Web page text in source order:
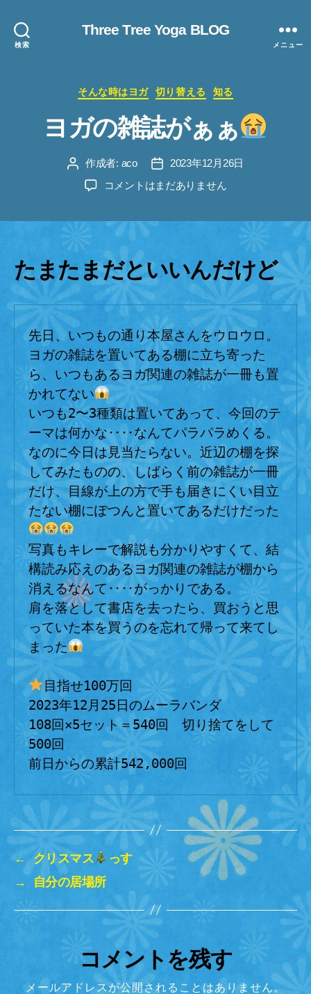
検索
Three Tree Yoga BLOG
メニュー
カ
ゴ
ー
そんな時はヨガ 切り替える 知る
ヨガの雑誌がぁぁ
投 作成者: aco
投
稿
日
2023年12月26日
ヨ
が
ぁ
ぁ
の
コメントはまだありません
たまたまだといいんだけど
先日、いつもの通り本屋さんをウロウロ。
ヨガの雑誌を置いてある棚に立ち寄った
ら、いつもあるヨガ関連の雑誌が一冊も置
かれてない
いつも2〜3種類は置いてあって、今回のテ
ーマは何かな‥‥なんてパラパラめくる。
なのに今日は見当たらない。近辺の棚を探
してみたものの、しばらく前の雑誌が一冊
だけ、目線が上の方で手も届きにくい目立
たない棚にぽつんと置いてあるだけだった
写真もキレーで解説も分かりやすくて、結
構読み応えのあるヨガ関連の雑誌が棚から
消えるなんて‥‥がっかりである。
肩を落として書店を去ったら、買おうと思
っていた本を買うのを忘れて帰って来てし
まった
目指せ100万回
2023年12月25日のムーラバンダ
108回×5セット＝540回　切り捨てをして
500回
前日からの累計542,000回
← クリスマス
っす
→
自分の居場所
コメントを残す
メールアドレスが公開されることはありません。